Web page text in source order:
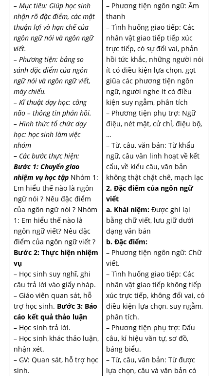
– Mục tiêu: Giúp học sinh
nhận rõ đặc điểm, các mặt
thuận lợi và hạn chế của
ngôn ngữ nói và ngôn ngữ
viết.
– Phương tiện: bảng so
sánh đặc điểm của ngôn
ngữ nói và ngôn ngữ viết,
máy chiếu.
– Kĩ thuật dạy học: công
não – thông tin phản hồi.
– Hình thức tổ chức dạy
học: học sinh làm việc
nhóm
– Các bước thực hiện:
Bước 1: Chuyển giao
nhiệm vụ học tập Nhóm 1:
Em hiểu thế nào là ngôn
ngữ nói ? Nêu đặc điểm
của ngôn ngữ nói ? Nhóm
1: Em hiểu thế nào là
ngôn ngữ viết? Nêu đặc
điểm của ngôn ngữ viết ?
Bước 2: Thực hiện nhiệm
vụ
– Học sinh suy nghĩ, ghi
câu trả lời vào giấy nháp.
– Giáo viên quan sát, hỗ
trợ học sinh. Bước 3: Báo
cáo kết quả thảo luận
– Học sinh trả lời.
– Học sinh khác thảo luận,
nhận xét.
– GV: Quan sát, hỗ trợ học
sinh.
– Phương tiện ngôn ngữ: Âm
thanh
– Tình huống giao tiếp: Các
nhân vật giao tiếp tiếp xúc
trực tiếp, có sự đổi vai, phản
hồi tức khắc, những người nói
ít có điều kiện lựa chọn, gọt
giũa các phương tiện ngôn
ngữ, người nghe ít có điều
kiện suy ngẫm, phân tích
– Phương tiện phụ trợ: Ngữ
điệu, nét mặt, cử chỉ, điệu bộ,
…
– Từ, câu, văn bản: Từ khẩu
ngữ, câu văn linh hoạt về kết
cấu, về kiểu câu, văn bản
không thật chặt chẽ, mạch lạc
2. Đặc điểm của ngôn ngữ
viết
a. Khái niệm: Được ghi lại
bằng chữ viết, lưu giữ dưới
dạng văn bản
b. Đặc điểm:
– Phương tiện ngôn ngữ: Chữ
viết.
– Tình huống giao tiếp: Các
nhân vật giao tiếp không tiếp
xúc trực tiếp, không đổi vai, có
điều kiện lựa chọn, suy ngẫm,
phân tích.
– Phương tiện phụ trợ: Dấu
câu, kí hiệu văn tự, sơ đồ,
bảng biểu.
– Từ, câu, văn bản: Từ được
lựa chọn, câu và văn bản có